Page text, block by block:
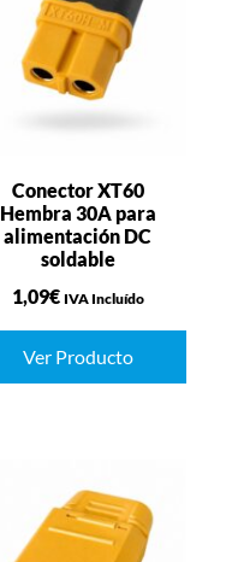
Conector XT60
Hembra 30A para
alimentación DC
soldable
1,09€ IVA Incluído
Ver Producto